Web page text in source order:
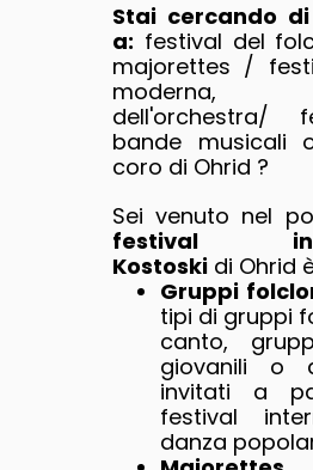
Stai cercando
a: festival del
majorettes /
moderna,
dell'orchestra/
bande musicali
coro di Ohrid ?
Sei venuto nel
festival
Kostoski di Ohrid
Gruppi
tipi di gruppi
canto,
giovanili o
invitati a
festival
danza